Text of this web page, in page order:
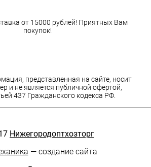
от 15000 рублей! Приятных Вам
покупок!
представленная на сайте, носит
и не является публичной офертой,
437 Гражданского кодекса РФ.
Нижегородоптхозторг
— создание сайта